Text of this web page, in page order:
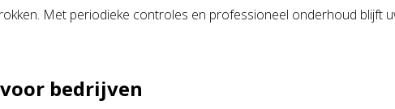
Met periodieke controles en professioneel onderhoud blijft
bedrijven